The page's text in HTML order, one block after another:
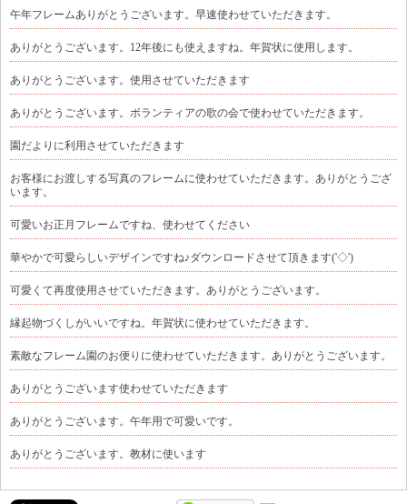
午年フレームありがとうございます。早速使わせていただきます。
ありがとうございます。12年後にも使えますね。年賀状に使用します。
ありがとうございます。使用させていただきます
ありがとうございます。ボランティアの歌の会で使わせていただきます。
園だよりに利用させていただきます
お客様にお渡しする写真のフレームに使わせていただきます。ありがとうござ
います。
可愛いお正月フレームですね、使わせてください
華やかで可愛らしいデザインですね♪ダウンロードさせて頂きます('◇')ゞ
可愛くて再度使用させていただきます。ありがとうございます。
縁起物づくしがいいですね。年賀状に使わせていただきます。
素敵なフレーム園のお便りに使わせていただきます。ありがとうございます。
ありがとうございます使わせていただきます
ありがとうございます。午年用で可愛いです。
ありがとうございます。教材に使います